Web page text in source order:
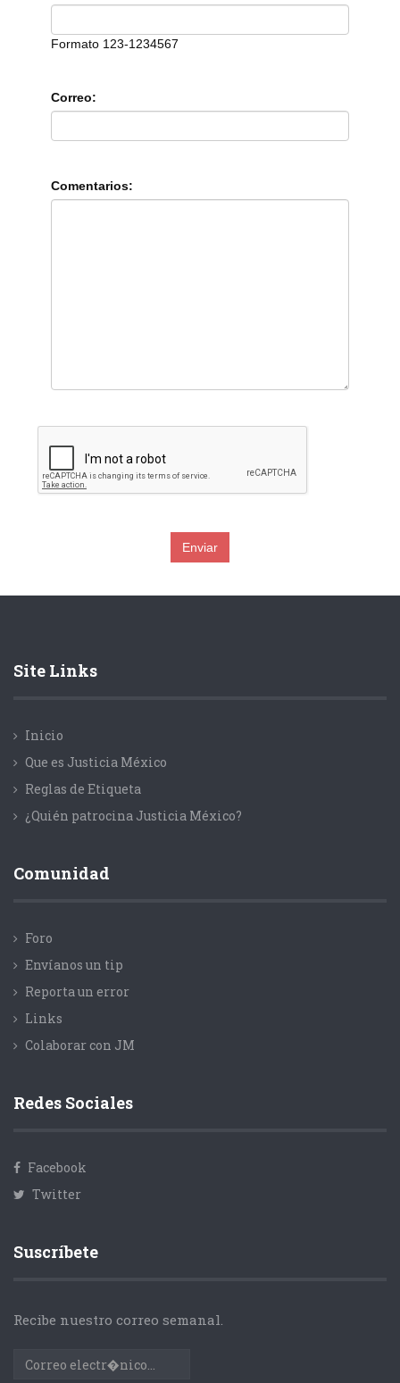
Formato 123-1234567
Correo:
Comentarios:
Site Links
Inicio
Que es Justicia México
Reglas de Etiqueta
¿Quién patrocina Justicia México?
Comunidad
Foro
Envíanos un tip
Reporta un error
Links
Colaborar con JM
Redes Sociales
Facebook
Twitter
Suscríbete
Recibe nuestro correo semanal.